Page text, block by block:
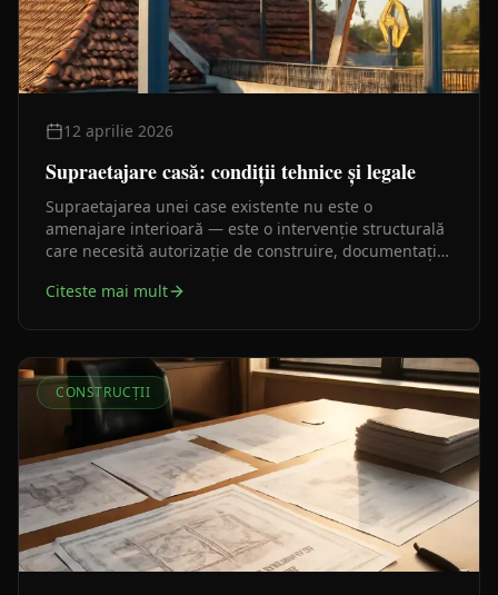
12 aprilie 2026
Supraetajare casă: condiții tehnice și legale
Supraetajarea unei case existente nu este o
amenajare interioară — este o intervenție structurală
care necesită autorizație de construire, documentație
structurală serioasă. Iată traseul legal corect, pas cu
Citeste mai mult
CONSTRUCȚII